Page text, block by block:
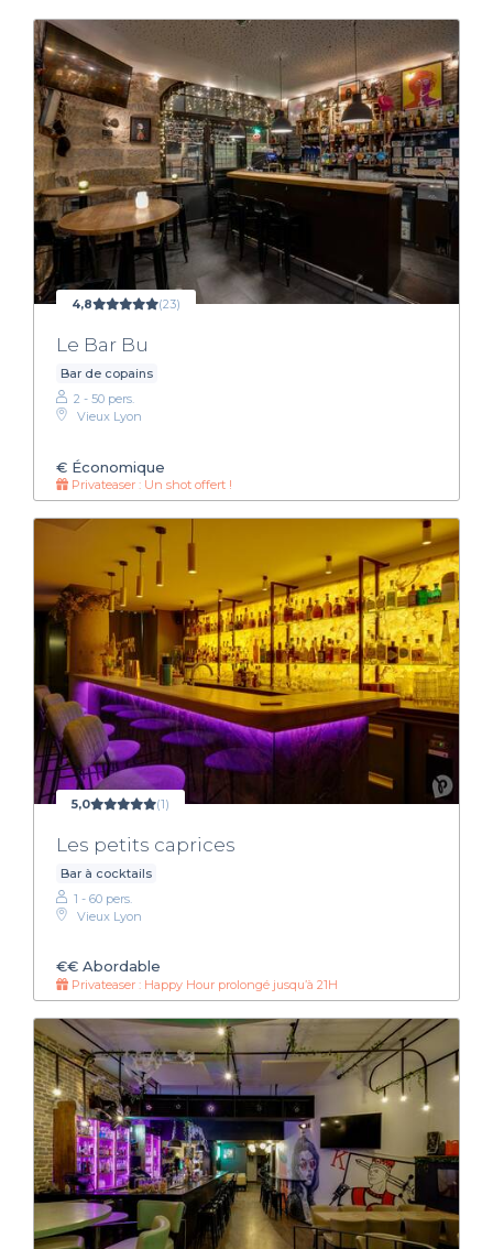
4,8 (23)
Le Bar Bu
Bar de copains
2 - 50 pers.
Vieux Lyon
€ Économique
Privateaser : Un shot offert !
5,0 (1)
Les petits caprices
Bar à cocktails
1 - 60 pers.
Vieux Lyon
€€ Abordable
Privateaser : Happy Hour prolongé jusqu’à 21H